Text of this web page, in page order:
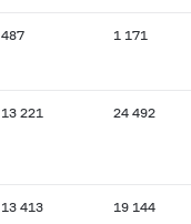
487 1 171
13 221 24 492
13 413 19 144